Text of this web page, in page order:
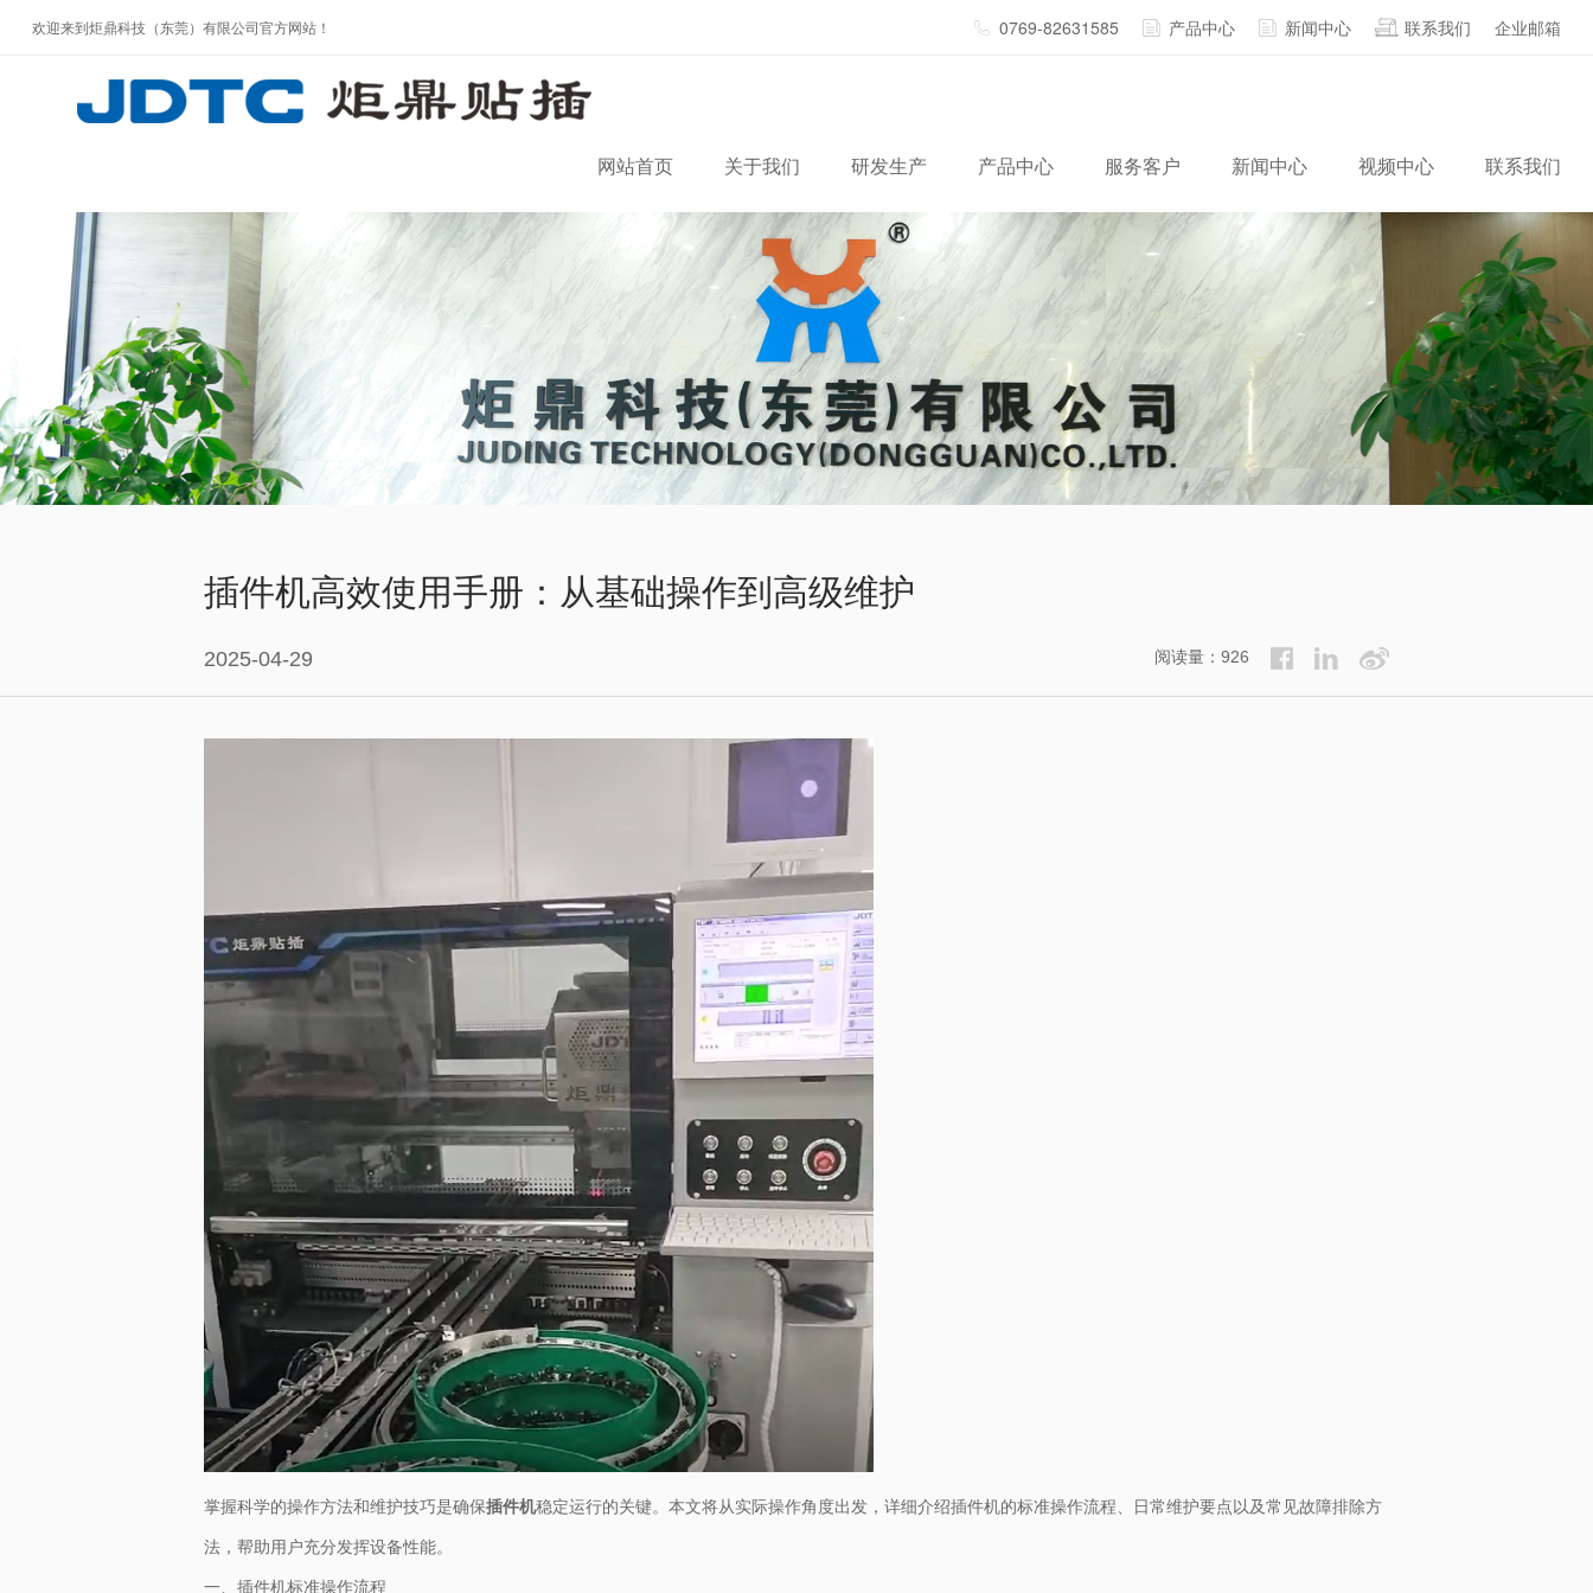
欢迎来到炬鼎科技（东莞）有限公司官方网站！ 0769-82631585 产品中心 新闻中心 联系我们 企业邮箱
网站首页 关于我们 研发生产 产品中心 服务客户 新闻中心 视频中心 联系我们
插件机高效使用手册：从基础操作到高级维护
2025-04-29 阅读量：926
掌握科学的操作方法和维护技巧是确保插件机稳定运行的关键。本文将从实际操作角度出发，详细介绍插件机的标准操作流程、日常维护要点以及常见故障排除方
法，帮助用户充分发挥设备性能。
一、插件机标准操作流程